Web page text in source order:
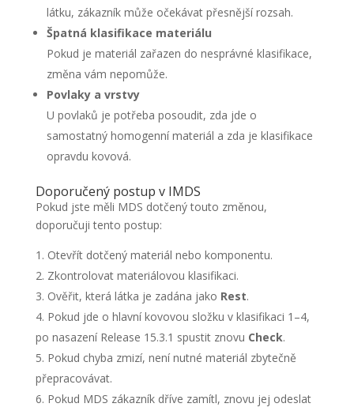
látku, zákazník může očekávat přesnější rozsah.
Špatná klasifikace materiálu
Pokud je materiál zařazen do nesprávné klasifikace,
změna vám nepomůže.
Povlaky a vrstvy
U povlaků je potřeba posoudit, zda jde o
samostatný homogenní materiál a zda je klasifikace
opravdu kovová.
Doporučený postup v IMDS
Pokud jste měli MDS dotčený touto změnou,
doporučuji tento postup:
Otevřít dotčený materiál nebo komponentu.
Zkontrolovat materiálovou klasifikaci.
Ověřit, která látka je zadána jako Rest.
Pokud jde o hlavní kovovou složku v klasifikaci 1–4,
po nasazení Release 15.3.1 spustit znovu Check.
Pokud chyba zmizí, není nutné materiál zbytečně
přepracovávat.
Pokud MDS zákazník dříve zamítl, znovu jej odeslat